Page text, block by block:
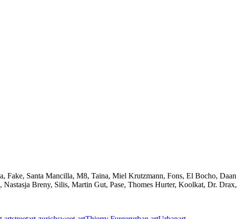
Santa Mancilla, M8, Taina, Miel Krutzmann, Fons, El Bocho, Daan
Breny, Silis, Martin Gut, Pase, Thomes Hurter, Koolkat, Dr. Drax,